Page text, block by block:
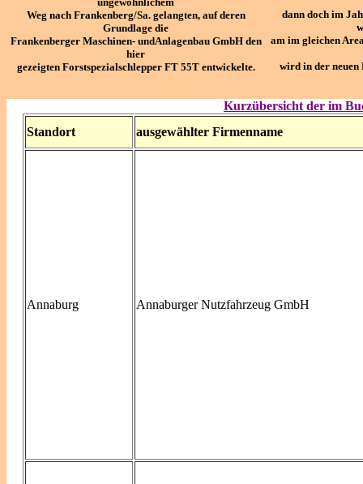
Weg nach Frankenberg/Sa. gelangten, auf deren
Grundlage die
Frankenberger Maschinen- undAnlagenbau GmbH den
hier
gezeigten Forstspezialschlepper FT 55T entwickelte.
dann doch im
am im gleichen
wird in der
Kurzübersicht der im
Standort
ausgewählter Firmenname
Annaburg Annaburger Nutzfahrzeug GmbH